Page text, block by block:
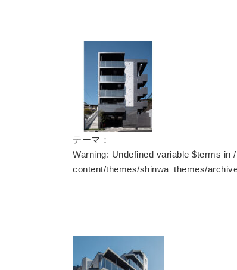
テーマ：
Warning: Undefined variable $terms in
content/themes/shinwa_themes/